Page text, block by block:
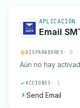
APLICACIÓN
Email
DISPARADORES · 0
Aún no hay
ACCIONES · 1
Send Email